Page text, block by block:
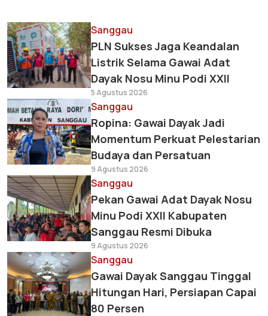
Sanggau
PLN Sukses Jaga Keandalan
Listrik Selama Gawai Adat
Dayak Nosu Minu Podi XXII
5 Agustus 2026
Sanggau
Ropina: Gawai Dayak Jadi
Momentum Perkuat Pelestarian
Budaya dan Persatuan
9 Agustus 2026
Sanggau
Pekan Gawai Adat Dayak Nosu
Minu Podi XXII Kabupaten
Sanggau Resmi Dibuka
9 Agustus 2026
Sanggau
Gawai Dayak Sanggau Tinggal
Hitungan Hari, Persiapan Capai
80 Persen